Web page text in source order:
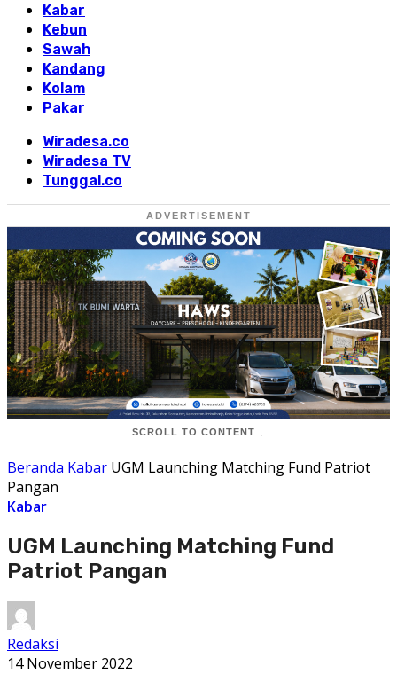
Kabar
Kebun
Sawah
Kandang
Kolam
Pakar
Wiradesa.co
Wiradesa TV
Tunggal.co
ADVERTISEMENT
SCROLL TO CONTENT ↓
Beranda Kabar UGM Launching Matching Fund Patriot
Pangan
Kabar
UGM Launching Matching Fund
Patriot Pangan
Redaksi
14 November 2022